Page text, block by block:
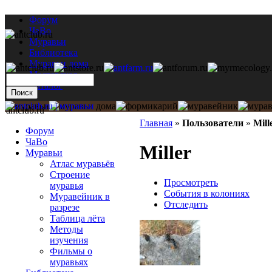
Форум
ЧаВо
Муравьи
Библиотека
Муравьи дома
Мастерская
Каталог
Главная » Пользователи »
Miller
Просмотреть
События в колониях
Отследить
antclub.ru
Форум
ЧаВо
Муравьи
Атлас муравьёв
Строение
муравья
Муравейник в
разрезе
Таблица лёта
Методы
изучения
Фильмы о
муравьях